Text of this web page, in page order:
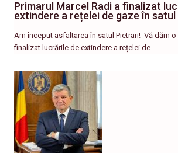
Primarul Marcel Radi a finalizat
extindere a rețelei de gaze în
Am început asfaltarea în satul Pietrari! ​ Vă dăm o
finalizat lucrările de extindere a rețelei de…